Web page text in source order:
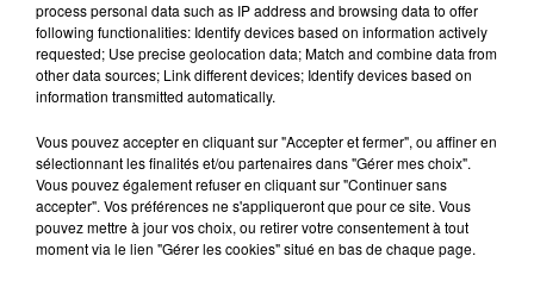
13h10
13h10 13h04
13h04 13h01
13h01
process personal data such as IP address and browsing data to offer
following functionalities: Identify devices based on information actively
requested; Use precise geolocation data; Match and combine data from
other data sources; Link different devices; Identify devices based on
information transmitted automatically.
Vous pouvez accepter en cliquant sur "Accepter et fermer", ou affiner en
sélectionnant les finalités et/ou partenaires dans "Gérer mes choix".
Vous pouvez également refuser en cliquant sur "Continuer sans
accepter". Vos préférences ne s'appliqueront que pour ce site. Vous
pouvez mettre à jour vos choix, ou retirer votre consentement à tout
moment via le lien "Gérer les cookies" situé en bas de chaque page.